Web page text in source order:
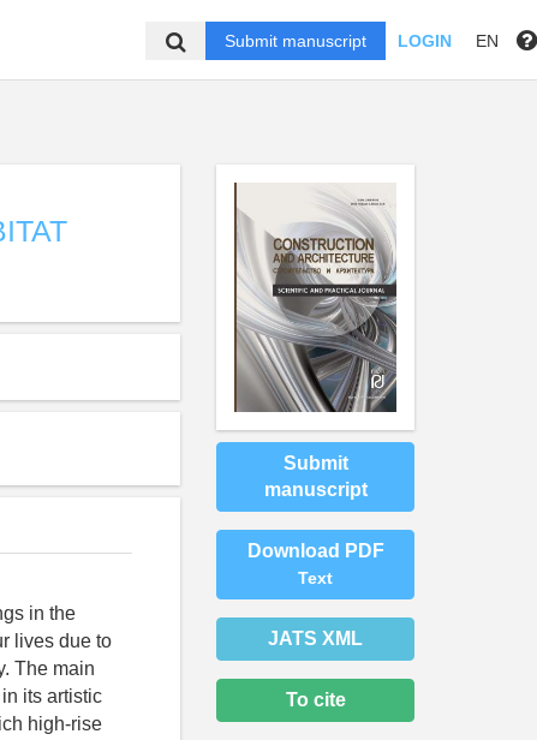
Submit manuscript LOGIN EN
in the
lives due to
The main
its artistic
high-rise
Submit
manuscript
Download PDF
Text
JATS XML
To cite